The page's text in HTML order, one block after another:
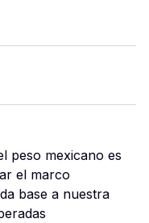
peso mexicano es
el marco
base a nuestra